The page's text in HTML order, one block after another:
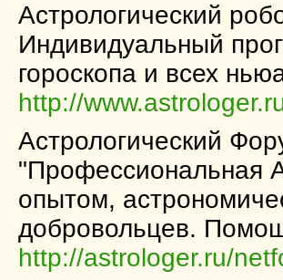
Астрологический
Индивидуальный
гороскопа и всех
http://
Астрологический
"Профессиональная
опытом,
добровольцев.
http://astrologer.ru/